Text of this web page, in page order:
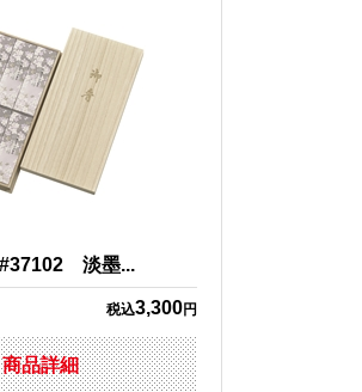
#37102 淡墨...
税込3,300円
商品詳細